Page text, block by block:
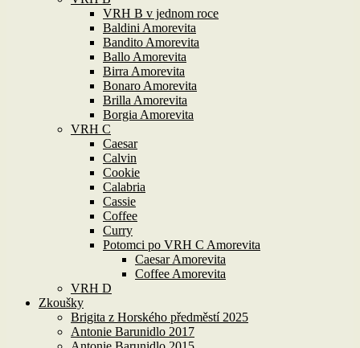
VRH B v jednom roce
Baldini Amorevita
Bandito Amorevita
Ballo Amorevita
Birra Amorevita
Bonaro Amorevita
Brilla Amorevita
Borgia Amorevita
VRH C
Caesar
Calvin
Cookie
Calabria
Cassie
Coffee
Curry
Potomci po VRH C Amorevita
Caesar Amorevita
Coffee Amorevita
VRH D
Zkoušky
Brigita z Horského předměstí 2025
Antonie Barunidlo 2017